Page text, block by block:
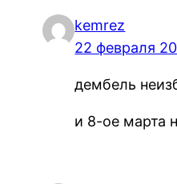
kemrez
22 февраля
дембель
и 8-ое марта